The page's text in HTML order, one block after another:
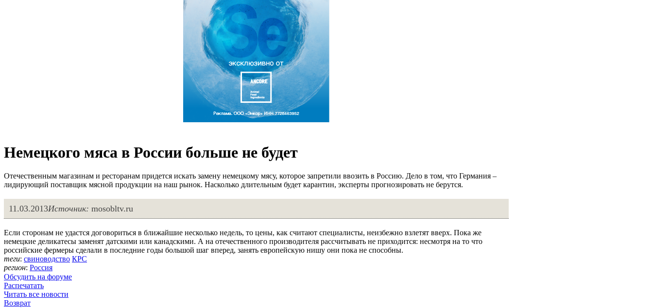
Немецкого мяса в России больше не будет
Отечественным магазинам и ресторанам придется искать замену немецкому мясу, которое запретили ввозить в Россию. Дело в том, что Германия –
лидирующий поставщик мясной продукции на наш рынок. Насколько длительным будет карантин, эксперты прогнозировать не берутся.
11.03.2013Источник: mosobltv.ru
Если сторонам не удастся договориться в ближайшие несколько недель, то цены, как считают специалисты, неизбежно взлетят вверх. Пока же
немецкие деликатесы заменят датскими или канадскими. А на отечественного производителя рассчитывать не приходится: несмотря на то что
российские фермеры сделали в последние годы большой шаг вперед, занять европейскую нишу они пока не способны.
теги: свиноводство КРС
регион: Россия
Обсудить на форуме
Распечатать
Читать все новости
Возврат